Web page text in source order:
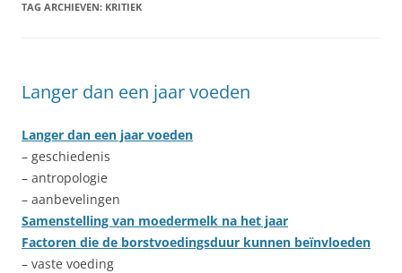
TAG ARCHIEVEN: KRITIEK
Langer dan een jaar voeden
Langer dan een jaar voeden
– geschiedenis
– antropologie
– aanbevelingen
Samenstelling van moedermelk na het jaar
Factoren die de borstvoedingsduur kunnen beïnvloeden
– vaste voeding